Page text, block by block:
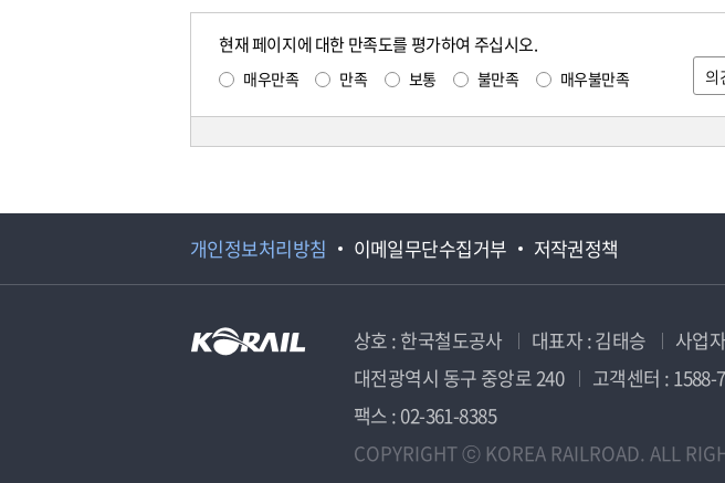
현재 페이지에 대한 만족도를 평가하여 주십시오.
매우만족 만족 보통 불만족 매우불만족
개인정보처리방침 이메일무단수집거부 저작권정책
상호 : 한국철도공사 대표자 : 김태승 사업
대전광역시 동구 중앙로 240
고객센터 : 1588-
팩스 : 02-361-8385
COPYRIGHT ⓒ KOREA RAILROAD. ALL